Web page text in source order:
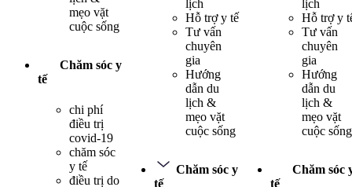
mẹo vặt
cuộc sống
Chăm sóc y
tế
chi phí
điều trị
covid-19
chăm sóc
y tế
điều trị do
lịch
Hỗ trợ y tế
Tư vấn
chuyên
gia
Hướng
dẫn du
lịch &
mẹo vặt
cuộc sống
Chăm sóc y
tế
lịch
Hỗ trợ y
Tư vấn
chuyên
gia
Hướng
dẫn du
lịch &
mẹo vặt
cuộc sống
Chăm sóc
tế